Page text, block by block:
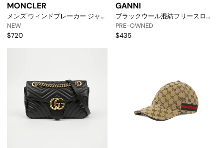
MONCLER
メンズ ウィンドブレーカー ジャケ
ット 9b60100-A9355-999
34701292 [p]
NEW
$720
GANNI
ブラックウール混紡フリースロン
グコート 66 120727460 [p]
PRE-OWNED
$435